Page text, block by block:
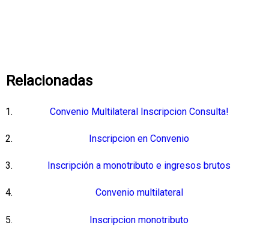
Relacionadas
Convenio Multilateral Inscripcion Consulta!
Inscripcion en Convenio
Inscripción a monotributo e ingresos brutos
Convenio multilateral
Inscripcion monotributo